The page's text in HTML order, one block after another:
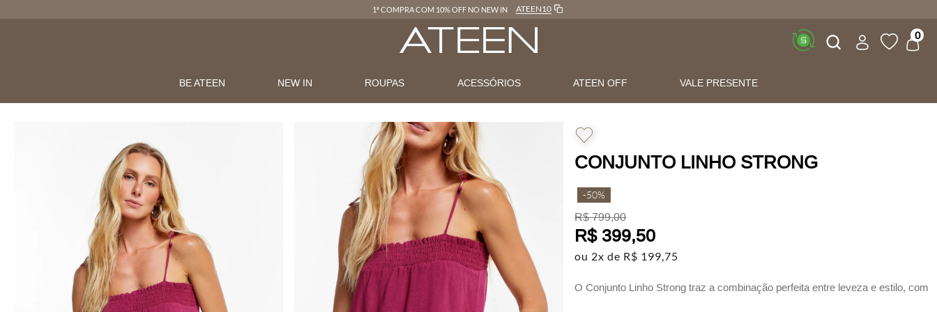
1ª COMPRA COM 10% OFF NO NEW IN ATEEN10
Buscar 0
BE ATEEN NEW IN ROUPAS ACESSÓRIOS ATEEN OFF VALE PRESENTE
CONJUNTO LINHO STRONG
-50%
R$ 799,00
R$ 399,50
ou 2x de R$ 199,75
O Conjunto Linho Strong traz a combinação perfeita entre leveza e estilo, com